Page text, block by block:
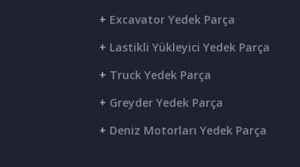
+ Excavator Yedek Parça
+ Lastikli Yükleyici Yedek Parça
+ Truck Yedek Parça
+ Greyder Yedek Parça
+ Deniz Motorları Yedek Parça